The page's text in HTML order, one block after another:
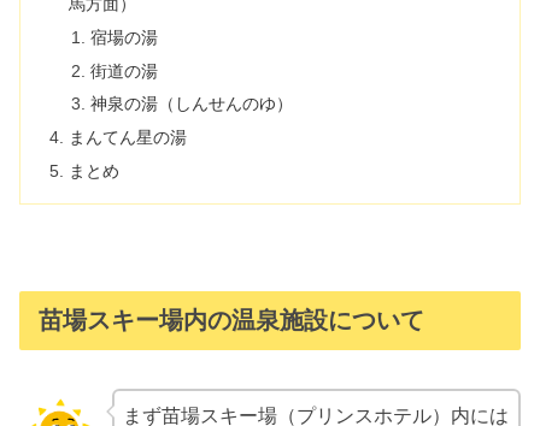
宿場の湯
街道の湯
神泉の湯（しんせんのゆ）
まんてん星の湯
まとめ
苗場スキー場内の温泉施設について
まず苗場スキー場（プリンスホテル）内には